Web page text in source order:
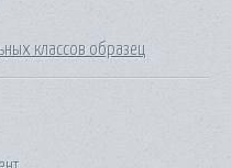
классов образец